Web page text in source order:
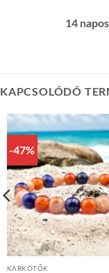
14
KAPCSOLÓDÓ
-47%
KARKÖTŐK